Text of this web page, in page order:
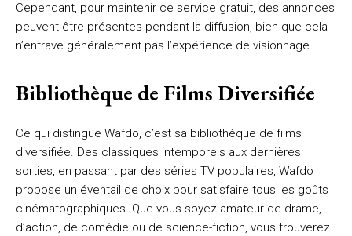
Cependant, pour maintenir ce service gratuit, des annonces
peuvent être présentes pendant la diffusion, bien que cela
n’entrave généralement pas l’expérience de visionnage.
Bibliothèque de Films Diversifiée
Ce qui distingue Wafdo, c’est sa bibliothèque de films
diversifiée. Des classiques intemporels aux dernières
sorties, en passant par des séries TV populaires, Wafdo
propose un éventail de choix pour satisfaire tous les goûts
cinématographiques. Que vous soyez amateur de drame,
d’action, de comédie ou de science-fiction, vous trouverez